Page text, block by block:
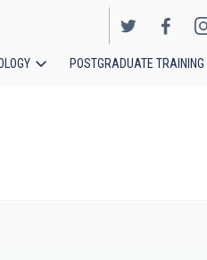
POSTGRADUATE TRAINING